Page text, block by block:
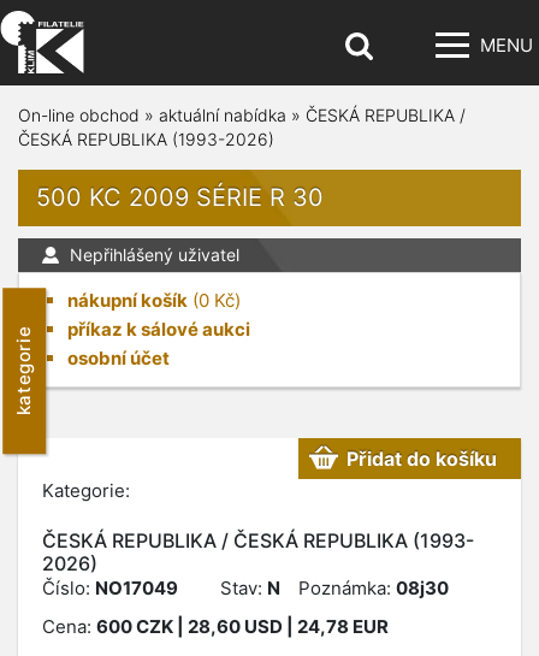
MENU
kategorie
On-line obchod » aktuální nabídka » ČESKÁ REPUBLIKA /
ČESKÁ REPUBLIKA (1993-2026)
500 KC 2009 SÉRIE R 30
Nepřihlášený uživatel
nákupní košík (0 Kč)
příkaz k sálové aukci
osobní účet
Kategorie:
ČESKÁ REPUBLIKA / ČESKÁ REPUBLIKA (1993-
2026)
Přidat do košíku
Číslo: NO17049 Stav: N Poznámka: 08j30
Cena: 600CZK | 28,60 USD | 24,78 EUR